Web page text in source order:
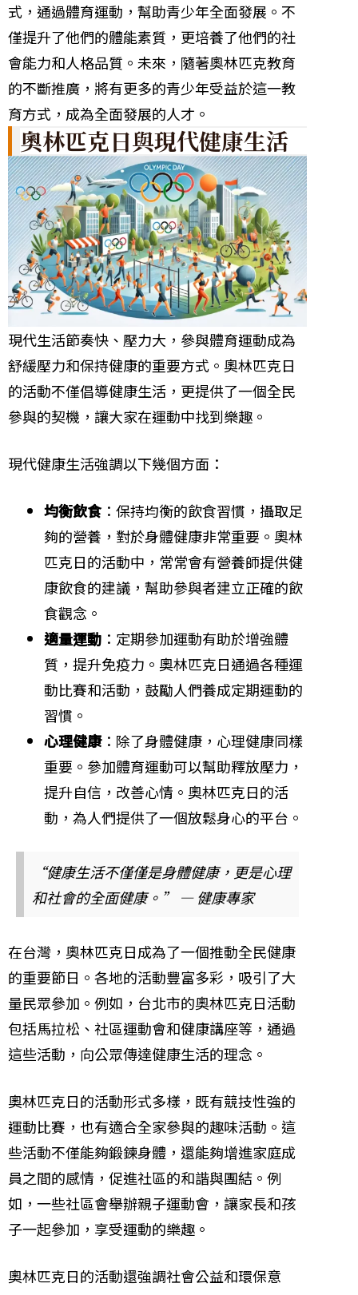
式，通過體育運動，幫助青少年全面發展。不
僅提升了他們的體能素質，更培養了他們的社
會能力和人格品質。未來，隨著奧林匹克教育
的不斷推廣，將有更多的青少年受益於這一教
育方式，成為全面發展的人才。
奧林匹克日與現代健康生活
現代生活節奏快、壓力大，參與體育運動成為
舒緩壓力和保持健康的重要方式。奧林匹克日
的活動不僅倡導健康生活，更提供了一個全民
參與的契機，讓大家在運動中找到樂趣。
現代健康生活強調以下幾個方面：
均衡飲食：保持均衡的飲食習慣，攝取足
夠的營養，對於身體健康非常重要。奧林
匹克日的活動中，常常會有營養師提供健
康飲食的建議，幫助參與者建立正確的飲
食觀念。
適量運動 ：定期參加運動有助於增強體
質，提升免疫力。奧林匹克日通過各種運
動比賽和活動，鼓勵人們養成定期運動的
習慣。
心理健康：除了身體健康，心理健康同樣
重要。參加體育運動可以幫助釋放壓力，
提升自信，改善心情。奧林匹克日的活
動，為人們提供了一個放鬆身心的平台。
“健康生活不僅僅是身體健康，更是心理
和社會的全面健康。” — 健康專家
在台灣，奧林匹克日成為了一個推動全民健康
的重要節日。各地的活動豐富多彩，吸引了大
量民眾參加。例如，台北市的奧林匹克日活動
包括馬拉松、社區運動會和健康講座等，通過
這些活動，向公眾傳達健康生活的理念。
奧林匹克日的活動形式多樣，既有競技性強的
運動比賽，也有適合全家參與的趣味活動。這
些活動不僅能夠鍛鍊身體，還能夠增進家庭成
員之間的感情，促進社區的和諧與團結。例
如，一些社區會舉辦親子運動會，讓家長和孩
子一起參加，享受運動的樂趣。
奧林匹克日的活動還強調社會公益和環保意